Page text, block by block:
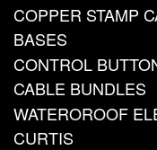
COPPER STAMP
BASES
CONTROL
CABLE BUNDLES
WATEROROOF
CURTIS